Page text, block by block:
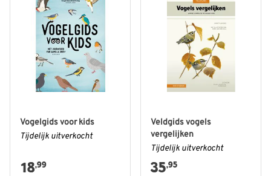
Vogelgids voor kids
Tijdelijk uitverkocht
18,99
Veldgids vogels
vergelijken
Tijdelijk uitverkocht
35,95